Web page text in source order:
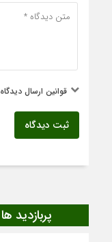
قوانین ارسال دیدگاه
ثبت دیدگاه
پربازدید ها